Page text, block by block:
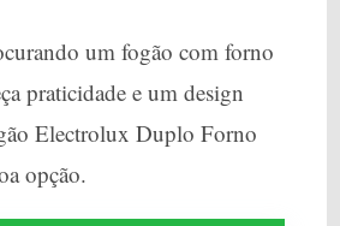
um fogão com forno
praticidade e um design
Electrolux Duplo Forno
opção.